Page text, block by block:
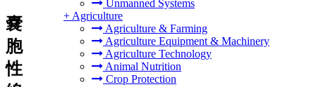
Unmanned Systems
+ Agriculture
Agriculture & Farming
Agriculture Equipment & Machinery
Agriculture Technology
Animal Nutrition
Crop Protection
嚢
胞
性